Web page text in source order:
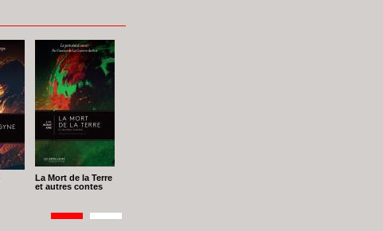
La Mort de la Terre
et autres contes
Pagination
Page
1 Page
2